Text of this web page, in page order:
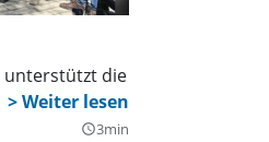
unterstützt die
query_builder3min